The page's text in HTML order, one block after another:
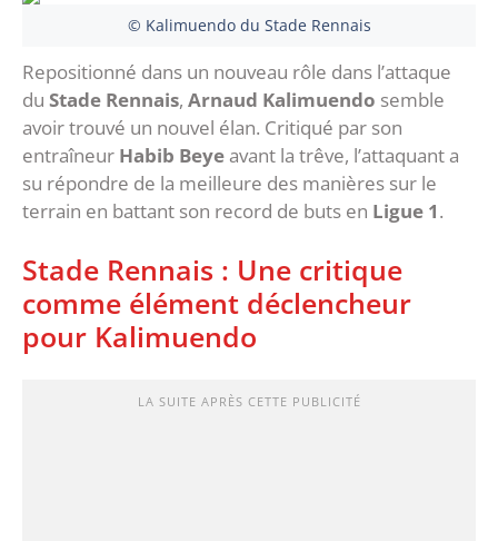
© Kalimuendo du Stade Rennais
Repositionné dans un nouveau rôle dans l’attaque
du Stade Rennais, Arnaud Kalimuendo semble
avoir trouvé un nouvel élan. Critiqué par son
entraîneur Habib Beyeavant la trêve, l’attaquant a
su répondre de la meilleure des manières sur le
terrain en battant son record de buts en Ligue 1.
Stade Rennais : Une critique
comme élément déclencheur
pour Kalimuendo
LA SUITE APRÈS CETTE PUBLICITÉ